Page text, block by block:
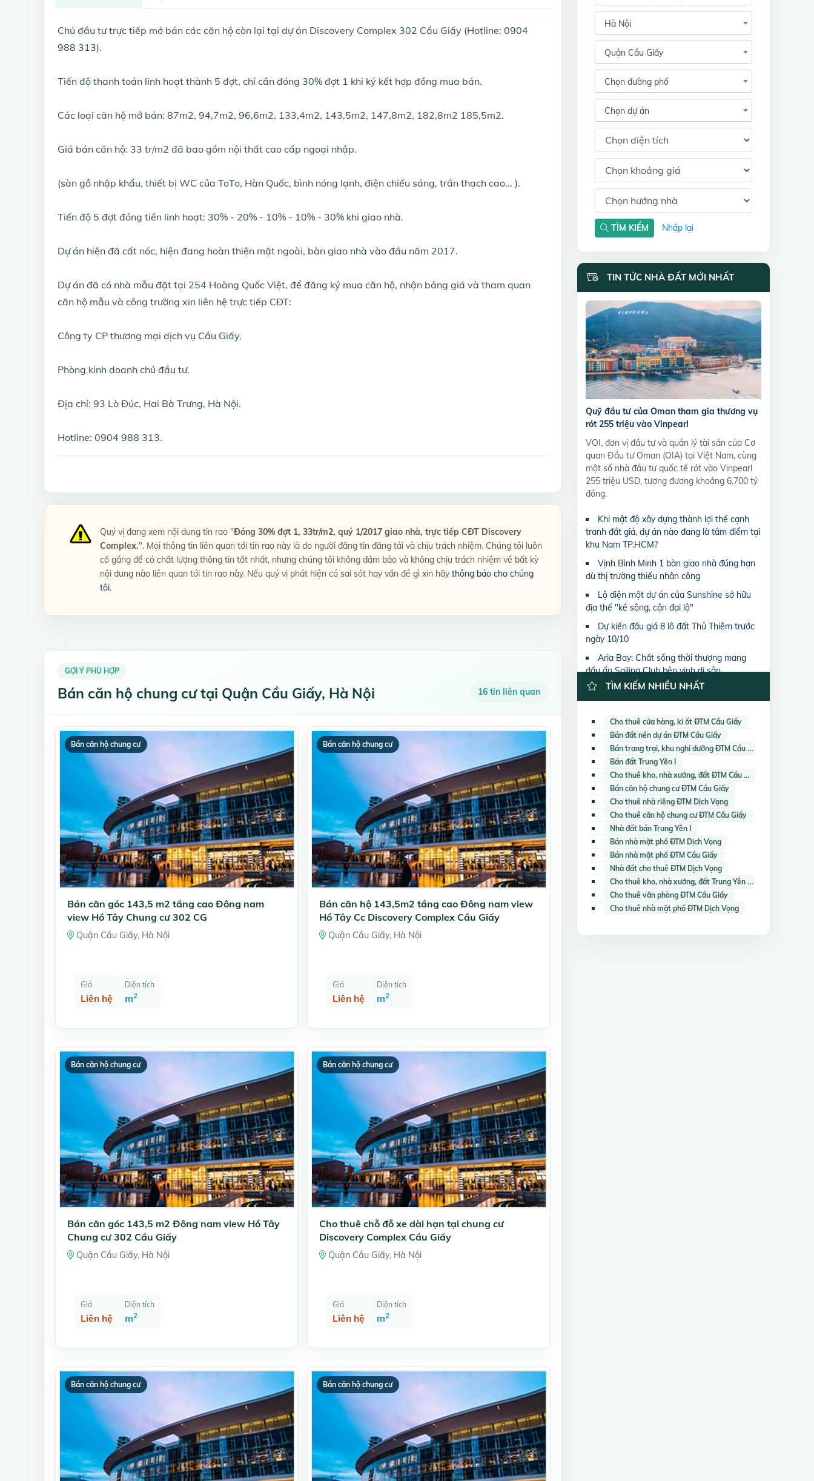
Chủ đầu tư trực tiếp mở bán các căn hộ còn lại tại dự án Discovery Complex 302 Cầu Giấy (Hotline: 0904
988 313).
Tiến độ thanh toán linh hoạt thành 5 đợt, chỉ cần đóng 30% đợt 1 khi ký kết hợp đồng mua bán.
Các loại căn hộ mở bán: 87m2, 94,7m2, 96,6m2, 133,4m2, 143,5m2, 147,8m2, 182,8m2 185,5m2.
Giá bán căn hộ: 33 tr/m2 đã bao gồm nội thất cao cấp ngoại nhập.
(sàn gỗ nhập khẩu, thiết bị WC của ToTo, Hàn Quốc, bình nóng lạnh, điện chiếu sáng, trần thạch cao... ).
Tiến độ 5 đợt đóng tiền linh hoạt: 30% - 20% - 10% - 10% - 30% khi giao nhà.
Dự án hiện đã cất nóc, hiện đang hoàn thiện mặt ngoài, bàn giao nhà vào đầu năm 2017.
Dự án đã có nhà mẫu đặt tại 254 Hoàng Quốc Việt, để đăng ký mua căn hộ, nhận bảng giá và tham quan
căn hộ mẫu và công trường xin liên hệ trực tiếp CĐT:
Công ty CP thương mại dịch vụ Cầu Giấy.
Phòng kinh doanh chủ đầu tư.
Địa chỉ: 93 Lò Đúc, Hai Bà Trưng, Hà Nội.
Hotline: 0904 988 313.
Quý vị đang xem nội dung tin rao "Đóng 30% đợt 1, 33tr/m2, quý 1/2017 giao nhà, trực tiếp CĐT Discovery
Complex.". Mọi thông tin liên quan tới tin rao này là do người đăng tin đăng tải và chịu trách nhiệm. Chúng tôi luôn
cố gắng để có chất lượng thông tin tốt nhất, nhưng chúng tôi không đảm bảo và không chịu trách nhiệm về bất kỳ
nội dung nào liên quan tới tin rao này. Nếu quý vị phát hiện có sai sót hay vấn đề gì xin hãy thông báo cho chúng
tôi.
GỢI Ý PHÙ HỢP
Bán căn hộ chung cư tại Quận Cầu Giấy, Hà Nội 16 tin liên quan
Bán căn hộ chung cư
Bán căn góc 143,5 m2 tầng cao Đông nam
view Hồ Tây Chung cư 302 CG
Quận Cầu Giấy, Hà Nội
Giá
Liên hệ
Diện tích
m2
Bán căn hộ chung cư
Bán căn hộ 143,5m2 tầng cao Đông nam view
Hồ Tây Cc Discovery Complex Cầu Giấy
Quận Cầu Giấy, Hà Nội
Giá
Liên hệ
Diện tích
m2
Bán căn hộ chung cư
Bán căn góc 143,5 m2 Đông nam view Hồ Tây
Chung cư 302 Cầu Giấy
Quận Cầu Giấy, Hà Nội
Giá
Liên hệ
Diện tích
m2
Bán căn hộ chung cư
Cho thuê chỗ đỗ xe dài hạn tại chung cư
Discovery Complex Cầu Giấy
Quận Cầu Giấy, Hà Nội
Giá
Liên hệ
Diện tích
m2
Bán căn hộ chung cư Bán căn hộ chung cư
Hà Nội
Quận Cầu Giấy
Chọn đường phố
Chọn dự án
TÌM KIẾM Nhập lại
TIN TỨC NHÀ ĐẤT MỚI NHẤT
Quỹ đầu tư của Oman tham gia thương vụ
rót 255 triệu vào Vinpearl
VOI, đơn vị đầu tư và quản lý tài sản của Cơ
quan Đầu tư Oman (OIA) tại Việt Nam, cùng
một số nhà đầu tư quốc tế rót vào Vinpearl
255 triệu USD, tương đương khoảng 6.700 tỷ
đồng.
Khi mật độ xây dựng thành lợi thế cạnh
tranh đắt giá, dự án nào đang là tâm điểm tại
khu Nam TP.HCM?
Vịnh Bình Minh 1 bàn giao nhà đúng hạn
dù thị trường thiếu nhân công
Lộ diện một dự án của Sunshine sở hữu
địa thế "kề sông, cận đại lộ"
Dự kiến đấu giá 8 lô đất Thủ Thiêm trước
ngày 10/10
Aria Bay: Chất sống thời thượng mang
dấu ấn Sailing Club bên vịnh di sản
TÌM KIẾM NHIỀU NHẤT
Cho thuê cửa hàng, ki ốt ĐTM Cầu Giấy
Bán đất nền dự án ĐTM Cầu Giấy
Bán trang trại, khu nghỉ dưỡng ĐTM Cầu Giấy
Bán đất Trung Yên I
Cho thuê kho, nhà xưởng, đất ĐTM Cầu Giấy
Bán căn hộ chung cư ĐTM Cầu Giấy
Cho thuê nhà riêng ĐTM Dịch Vọng
Cho thuê căn hộ chung cư ĐTM Cầu Giấy
Nhà đất bán Trung Yên I
Bán nhà mặt phố ĐTM Dịch Vọng
Bán nhà mặt phố ĐTM Cầu Giấy
Nhà đất cho thuê ĐTM Dịch Vọng
Cho thuê kho, nhà xưởng, đất Trung Yên I
Cho thuê văn phòng ĐTM Cầu Giấy
Cho thuê nhà mặt phố ĐTM Dịch Vọng